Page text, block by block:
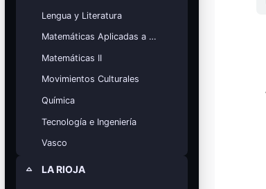
BloquesCalendario
académico
clave.
Ver calendario
Mis cursos
Lengua y Literatura
Matemáticas Aplicadas a las Ciencias Sociales
Matemáticas II
Movimientos Culturales
Química
Tecnología e Ingeniería
Vasco
Colapsar
LA RIOJA